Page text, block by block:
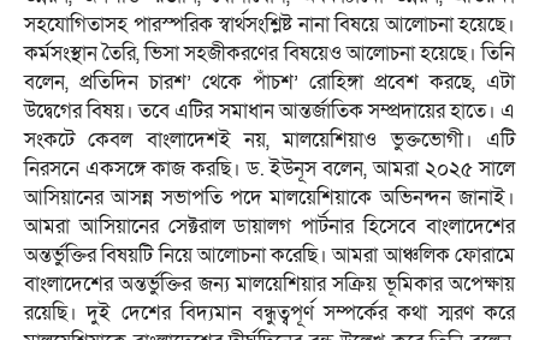
সহযোগিতাসহ পারস্পরিক স্বার্থসংশ্লিষ্ট নানা বিষয়ে আলোচনা হয়েছে।
কর্মসংস্থান তৈরি, ভিসা সহজীকরণের বিষয়েও আলোচনা হয়েছে। তিনি
বলেন, প্রতিদিন চারশ’ থেকে পাঁচশ’ রোহিঙ্গা প্রবেশ করছে, এটা
উদ্বেগের বিষয়। তবে এটির সমাধান আন্তর্জাতিক সম্প্রদায়ের হাতে। এ
সংকটে কেবল বাংলাদেশই নয়, মালয়েশিয়াও ভুক্তভোগী। এটি
নিরসনে একসঙ্গে কাজ করছি। ড. ইউনূস বলেন, আমরা ২০২৫ সালে
আসিয়ানের আসন্ন সভাপতি পদে মালয়েশিয়াকে অভিনন্দন জানাই।
আমরা আসিয়ানের সেক্টরাল ডায়ালগ পার্টনার হিসেবে বাংলাদেশের
অন্তর্ভুক্তির বিষয়টি নিয়ে আলোচনা করেছি। আমরা আঞ্চলিক ফোরামে
বাংলাদেশের অন্তর্ভুক্তির জন্য মালয়েশিয়ার সক্রিয় ভূমিকার অপেক্ষায়
রয়েছি। দুই দেশের বিদ্যমান বন্ধুত্বপূর্ণ সম্পর্কের কথা স্মরণ করে